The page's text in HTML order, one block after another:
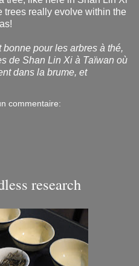
trees really evolve within the
pour les arbres à thé,
de Shan Lin Xi à Taïwan où
dans la brume, et
commentaire:
research